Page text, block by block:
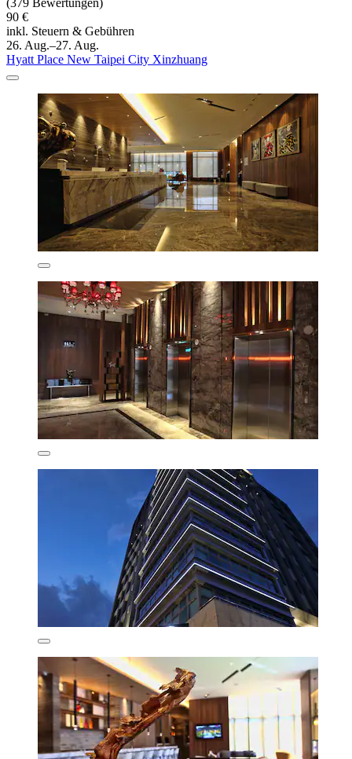
(379 Bewertungen)
90 €
inkl. Steuern & Gebühren
26. Aug.–27. Aug.
Hyatt Place New Taipei City Xinzhuang